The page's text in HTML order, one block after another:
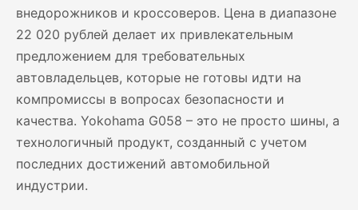
внедорожников и кроссоверов. Цена в диапазоне
22 020 рублей делает их привлекательным
предложением для требовательных
автовладельцев, которые не готовы идти на
компромиссы в вопросах безопасности и
качества. Yokohama G058 – это не просто шины, а
технологичный продукт, созданный с учетом
последних достижений автомобильной
индустрии.